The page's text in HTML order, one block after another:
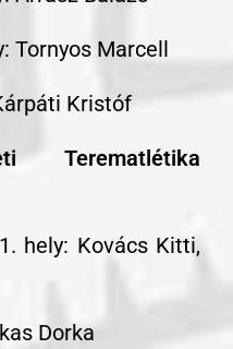
Tornyos Marcell
Kristóf
Terematlétika
hely: Kovács Kitti,
Dorka